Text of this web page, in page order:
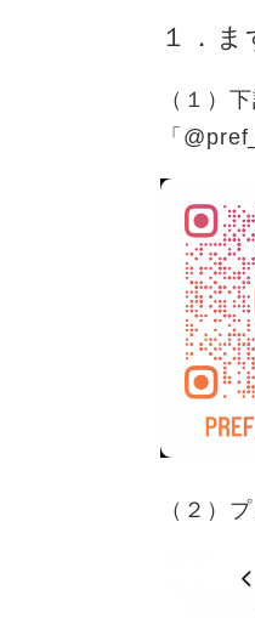
１．ま
（１）
「
（２）